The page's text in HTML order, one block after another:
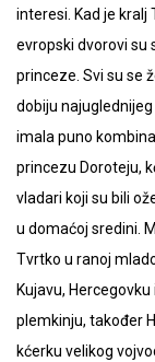
interesi. Kad je kralj
evropski dvorovi su
princeze. Svi su se
dobiju
imala puno
princezu Doroteju,
vladari koji su bili
u domaćoj sredini.
Tvrtko u ranoj
Kujavu,
plemkinju, također
kćerku velikog